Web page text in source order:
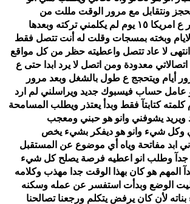
ونتقابل مع مرور الوقت مللت من
مكالماته وهو سافر ع امريكا ١٥ يوم لم يكلمني تركته وبعدها
لايام وبخته بمسجات وقلت له أنت تتصل فقط
لا عاد تتصل واعطيته حظر من كل مواقع
اتصالاتي معدودة ومن اتصل لا يرد ابدا حتى ع
أيام ويتحجج ع طول بالشغل وبعد مرور
عامل حساب فيسبوك جديد ويراسلني لم ارد
إلا بعد ١٠ ايام كلمته كتابتآ فقط وبدأ يعتذر ويطلب المسامحة
ويريد يشوفني وانو هو حبني ومعجب
وكل شيء وانو هو ديفكر بشيء يخص
ابد مفاتحة وياه أي موضوع عن المستقبل
جدآ وطلب انو اعطيه فرصة يصلح كل شيء
المهم هو كان بهذا الوقت جدا مهذب وكلامه
الوضع وبدأت استفسر عن عمله وسكنه
لأن كان يرفض يتكلم ورجعنا تصالحنا